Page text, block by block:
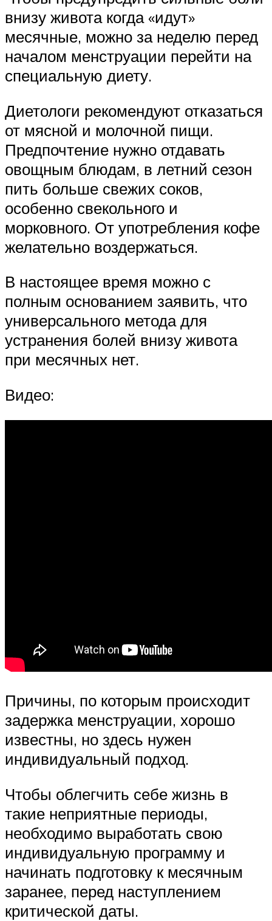
внизу живота когда «идут»
месячные, можно за неделю перед
началом менструации перейти на
специальную диету.
Диетологи рекомендуют отказаться
от мясной и молочной пищи.
Предпочтение нужно отдавать
овощным блюдам, в летний сезон
пить больше свежих соков,
особенно свекольного и
морковного. От употребления кофе
желательно воздержаться.
В настоящее время можно с
полным основанием заявить, что
универсального метода для
устранения болей внизу живота
при месячных нет.
Видео:
Причины, по которым происходит
задержка менструации, хорошо
известны, но здесь нужен
индивидуальный подход.
Чтобы облегчить себе жизнь в
такие неприятные периоды,
необходимо выработать свою
индивидуальную программу и
начинать подготовку к месячным
заранее, перед наступлением
критической даты.